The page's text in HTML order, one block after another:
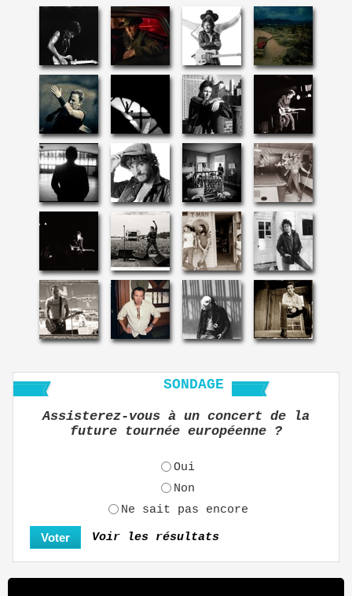
SONDAGE
Assisterez-vous à un concert de la
future tournée européenne ?
Oui
Non
Ne sait pas encore
Voir les résultats